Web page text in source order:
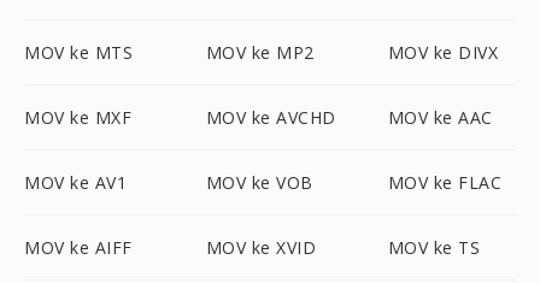
MOV ke MTS MOV ke MP2 MOV ke DIVX
MOV ke MXF MOV ke AVCHD MOV ke AAC
MOV ke AV1 MOV ke VOB MOV ke FLAC
MOV ke AIFF MOV ke XVID MOV ke TS